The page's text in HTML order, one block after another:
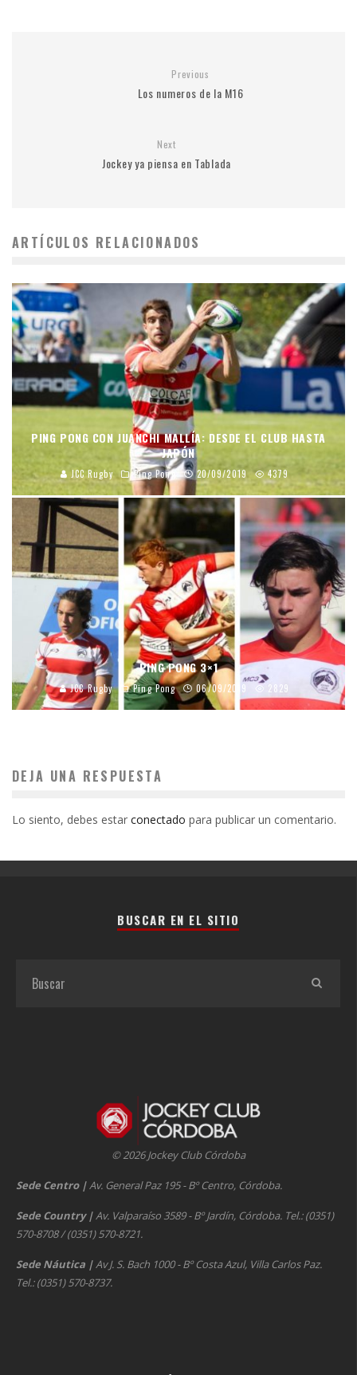
Previous
Los numeros de la M16
Next
Jockey ya piensa en Tablada
ARTÍCULOS RELACIONADOS
PING PONG CON JUANCHI MALLÍA: DESDE EL CLUB HASTA
JAPÓN
JCC Rugby Ping Pong 20/09/2019 4379
PING PONG 3×1
JCC Rugby Ping Pong 06/09/2019 2829
DEJA UNA RESPUESTA
Lo siento, debes estar conectado para publicar un comentario.
BUSCAR EN EL SITIO
© 2026 Jockey Club Córdoba
Sede Centro |Av. General Paz 195 - Bº Centro, Córdoba.
Sede Country |Av. Valparaíso 3589 - Bº Jardín, Córdoba. Tel.: (0351)
570-8708 / (0351) 570-8721.
Sede Náutica |Av J. S. Bach 1000 - Bº Costa Azul, Villa Carlos Paz.
Tel.: (0351) 570-8737.